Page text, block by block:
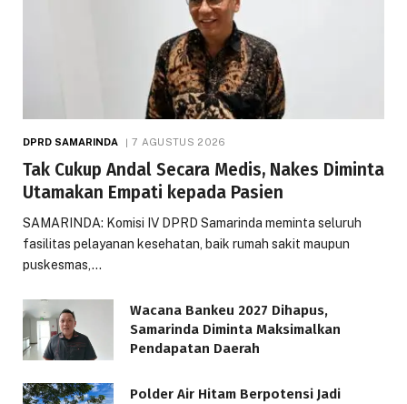
DPRD SAMARINDA 7 AGUSTUS 2026
Tak Cukup Andal Secara Medis, Nakes Diminta
Utamakan Empati kepada Pasien
SAMARINDA: Komisi IV DPRD Samarinda meminta seluruh
fasilitas pelayanan kesehatan, baik rumah sakit maupun
puskesmas,…
Wacana Bankeu 2027 Dihapus,
Samarinda Diminta Maksimalkan
Pendapatan Daerah
Polder Air Hitam Berpotensi Jadi